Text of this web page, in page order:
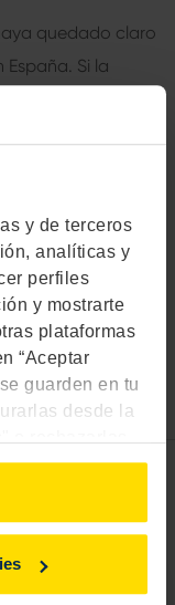
y de terceros
analíticas y
perfiles
y mostrarte
plataformas
“Aceptar
guarden en tu
desde la
.
quedado claro
Si la
la compartes en
personas.